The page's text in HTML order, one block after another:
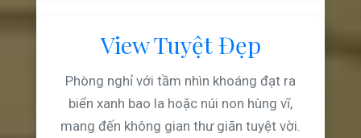
View Tuyệt Đẹp
Phòng nghỉ với tầm nhìn khoáng đạt ra
biển xanh bao la hoặc núi non hùng vĩ,
mang đến không gian thư giãn tuyệt vời.